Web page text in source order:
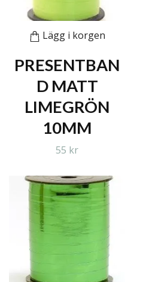
Lägg i korgen
PRESENTBAN
D MATT
LIMEGRÖN
10MM
55 kr